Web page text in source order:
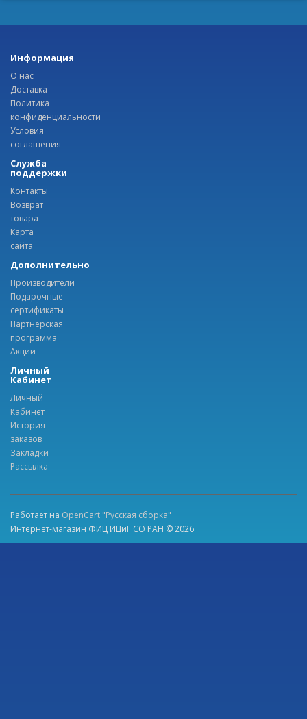
Информация
О нас
Доставка
Политика
конфиденциальности
Условия
соглашения
Служба
поддержки
Контакты
Возврат
товара
Карта
сайта
Дополнительно
Производители
Подарочные
сертификаты
Партнерская
программа
Акции
Личный
Кабинет
Личный
Кабинет
История
заказов
Закладки
Рассылка
Работает на OpenCart "Русская сборка"
Интернет-магазин ФИЦ ИЦиГ СО РАН © 2026